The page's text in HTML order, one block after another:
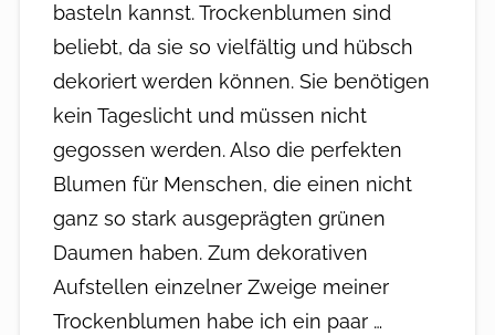
basteln kannst. Trockenblumen sind
beliebt, da sie so vielfältig und hübsch
dekoriert werden können. Sie benötigen
kein Tageslicht und müssen nicht
gegossen werden. Also die perfekten
Blumen für Menschen, die einen nicht
ganz so stark ausgeprägten grünen
Daumen haben. Zum dekorativen
Aufstellen einzelner Zweige meiner
Trockenblumen habe ich ein paar …